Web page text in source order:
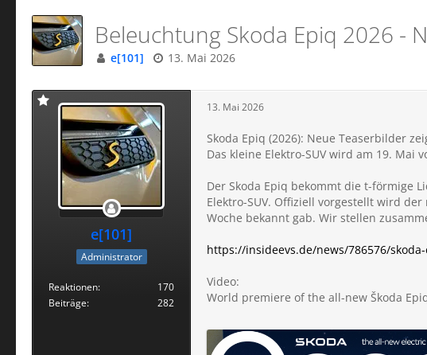
Beleuchtung Skoda Epiq 2026 -
e[101] 13. Mai 2026
e[101]
Administrator
Reaktionen
170
Beiträge
282
13. Mai 2026
Skoda Epiq (2026): Neue Teaserbilder
Das kleine Elektro-SUV wird am 19.
Der Skoda Epiq bekommt die t-förmige
Elektro-SUV. Offiziell vorgestellt wird
Woche bekannt gab. Wir stellen
https://insideevs.de/news/786576/
Video:
World premiere of the all-new Škoda